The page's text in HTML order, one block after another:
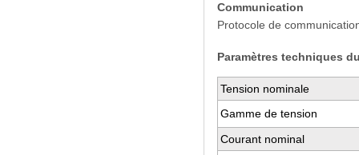
Communication
Protocole de
Paramètres techniques
Tension nominale
Gamme de tension
Courant nominal